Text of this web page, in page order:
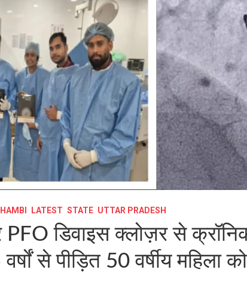
LATEST STATE UTTAR PRADESH
PFO डिवाइस क्लोज़र से
से पीड़ित 50 वर्षीय महिला